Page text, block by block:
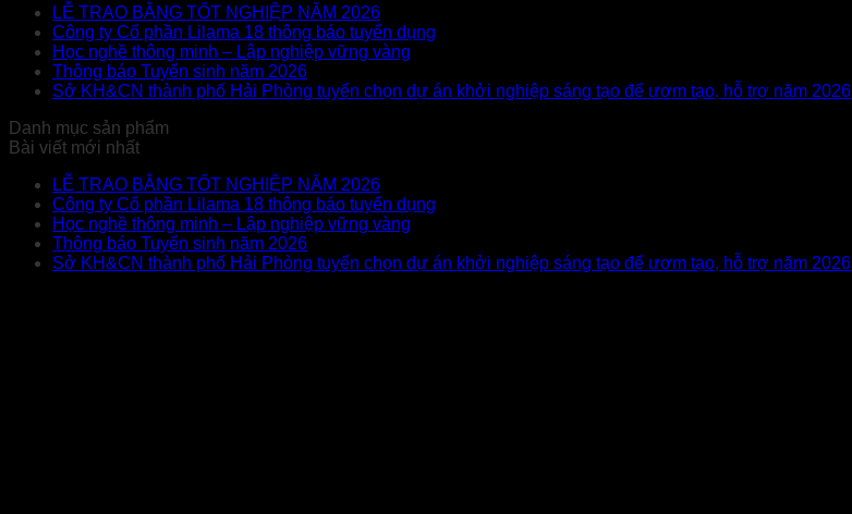
LỄ TRAO BẰNG TỐT NGHIỆP NĂM 2026
Công ty Cổ phần Lilama 18 thông báo tuyển dụng
Học nghề thông minh – Lập nghiệp vững vàng
Thông báo Tuyển sinh năm 2026
Sở KH&CN thành phố Hải Phòng tuyển chọn dự án khởi nghiệp sáng tạo để ươm tạo, hỗ trợ năm 2026
Danh mục sản phẩm
Bài viết mới nhất
LỄ TRAO BẰNG TỐT NGHIỆP NĂM 2026
Công ty Cổ phần Lilama 18 thông báo tuyển dụng
Học nghề thông minh – Lập nghiệp vững vàng
Thông báo Tuyển sinh năm 2026
Sở KH&CN thành phố Hải Phòng tuyển chọn dự án khởi nghiệp sáng tạo để ươm tạo, hỗ trợ năm 2026